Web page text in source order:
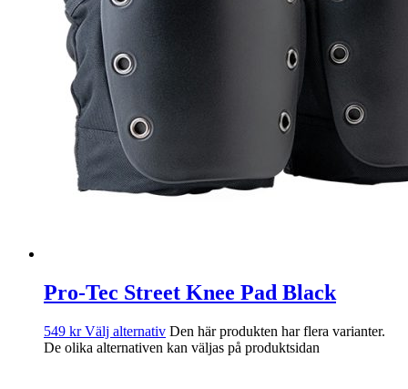
Pro-Tec Street Knee Pad Black
549 kr Välj alternativ Den här produkten har flera varianter.
De olika alternativen kan väljas på produktsidan